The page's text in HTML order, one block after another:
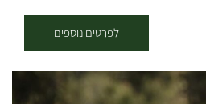
אורך המסלול בק"מ: פארק שרשרת מערב
(לולאה ראשונה, סימון ירוק) - אורך 7.5 ק"מ. בתרונות גרר (סימון ירוק וסימון
כחול) – אורך 14.5 ק"מ. פארק שרשרת מזרח (סימון כחול) – אורך 16 ק"מ.
נחל גרר תקציר על אזור הטיול: נחל גרר
לפרטים נוספים